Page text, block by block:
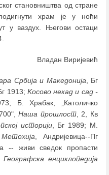
становништва од стране
храм је у ноћи
у ваздух. Његови остаци
Владан Виријевић
Србија и Македонија , Бг
1913; Kосово некад и сад -
Б. Храбак, „Католичко
Наша прошлост, 2, Кв
историји, Бг 1989; М.
, Андријевица--Пг
-- живи сведок пропасти
Географска енциклопедија